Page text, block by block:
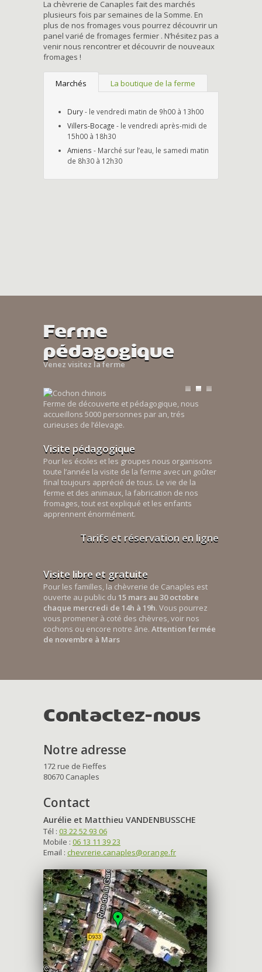
La chèvrerie de Canaples fait des marchés
plusieurs fois par semaines de la Somme. En
plus de nos fromages vous pourrez découvrir un
panel varié de fromages fermier . N’hésitez pas a
venir nous rencontrer et découvrir de nouveaux
fromages !
Marchés La boutique de la ferme
Dury- le vendredi matin de 9h00 à 13h00
Villers-Bocage - le vendredi après-midi de
15h00 à 18h30
Amiens - Marché sur l’eau, le samedi matin
de 8h30 à 12h30
Ferme
pédagogique
Venez visitez la ferme
Ferme de découverte et pédagogique, nous
accueillons 5000 personnes par an, trés
curieuses de l’élevage.
Visite pédagogique
Pour les écoles et les groupes nous organisons
toute l’année la visite de la ferme avec un goûter
final toujours apprécié de tous. Le vie de la
ferme et des animaux, la fabrication de nos
fromages, tout est expliqué et les enfants
apprennent énormément.
Tarifs et réservation en ligne
Visite libre et gratuite
Pour les familles, la chèvrerie de Canaples est
ouverte au public du 15 mars au 30 octobre
chaque mercredi de 14h à 19h. Vous pourrez
vous promener à coté des chèvres, voir nos
cochons ou encore notre âne. Attention fermée
de novembre à Mars
Contactez-nous
Notre adresse
172 rue de Fieffes
80670 Canaples
Contact
Aurélie et Matthieu VANDENBUSSCHE
Tél : 03 22 52 93 06
Mobile : 06 13 11 39 23
Email : chevrerie.canaples@orange.fr